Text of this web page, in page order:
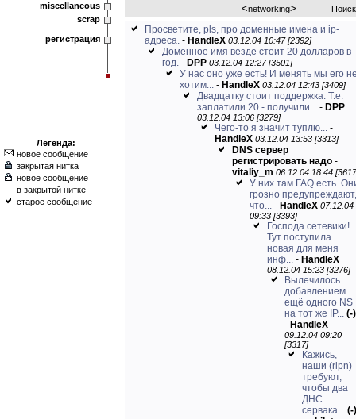
miscellaneous
scrap
регистрация
Легенда:
новое сообщение
закрытая нитка
новое сообщение
в закрытой нитке
старое сообщение
<networking> Поиск
Просветите, pls, про доменные имена и ip-
адреса. - HandleX 03.12.04 10:47 [2392]
Доменное имя везде стоит 20 долларов в
год. - DPP 03.12.04 12:27 [3501]
У нас оно уже есть! И менять мы его
хотим... - HandleX 03.12.04 12:43 [3409]
Двадцатку стоит поддержка. Т.е.
заплатили 20 - получили... - DPP
03.12.04 13:06 [3279]
Чего-то я значит туплю... -
HandleX 03.12.04 13:53 [3313]
DNS сервер
регистрировать надо -
vitaliy_m 06.12.04 18:44
У них там FAQ есть.
грозно предупреждают,
что... - HandleX 07.12.04
09:33 [3393]
Господа сетевики!
Тут поступила
новая для меня
инф... - HandleX
08.12.04 15:23 [3276]
Вылечилось
добавлением
ещё одного NS
на тот же IP... (-)
- HandleX
09.12.04 09:20
[3317]
Кажись,
наши (ripn)
требуют,
чтобы два
ДНС
сервака... (-)